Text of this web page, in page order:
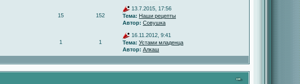
15 152
13.7.2015, 17:56
Тема: Наши рецепты
Автор: Совушка
1 1
16.11.2012, 9:41
Тема: Устами младенца
Автор: Алкаш